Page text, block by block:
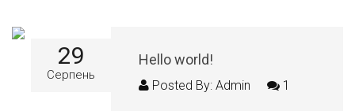
29
Серпень
Hello world!
Posted By: Admin 1